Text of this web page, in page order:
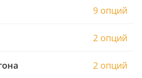
9 опций
2 опций
2 опций